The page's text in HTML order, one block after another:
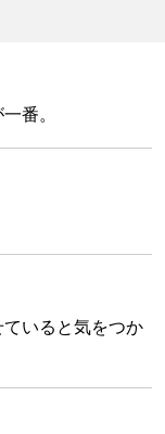
番。
いると気をつか